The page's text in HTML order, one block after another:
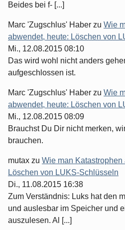
Beides bei f- [...]
Marc 'Zugschlus' Haber zu Wie
abwendet, heute: Löschen von
Mi., 12.08.2015 08:10
Das wird wohl nicht anders
aufgeschlossen ist.
Marc 'Zugschlus' Haber zu Wie
abwendet, heute: Löschen von
Mi., 12.08.2015 08:09
Brauchst Du Dir nicht merken,
brauchen.
mutax zu Wie man Katastrophen
Löschen von LUKS-Schlüsseln
Di., 11.08.2015 16:38
Zum Verständnis: Luks hat den
und auslesbar im Speicher und
auszulesen. Al [...]